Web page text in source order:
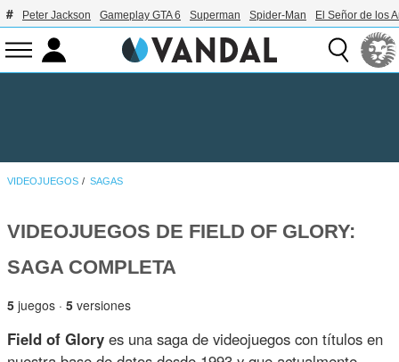
Peter Jackson Gameplay GTA 6 Superman Spider-Man El Señor de los
VIDEOJUEGOS SAGAS
VIDEOJUEGOS DE FIELD OF GLORY:
SAGA COMPLETA
5 juegos ·5 versiones
Field of Glory es una saga de videojuegos con títulos en